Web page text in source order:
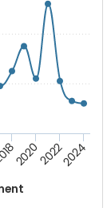
202020222024